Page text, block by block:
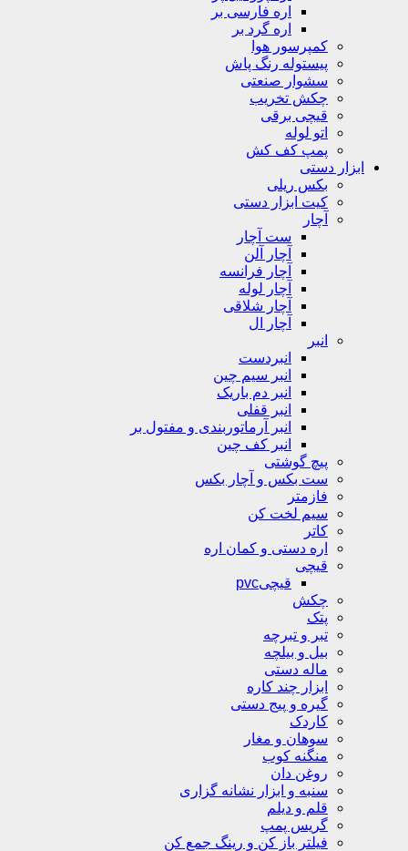
اره فارسی بر
اره گرد بر
کمپرسور هوا
پیستوله رنگ پاش
سشوار صنعتی
چکش تخریب
قیچی برقی
اتو لوله
پمپ کف کش
ابزار دستی
بکس ریلی
کیت ابزار دستی
آچار
ست آچار
آچار آلن
آچار فرانسه
آچار لوله
آچار شلاقی
آچار ال
انبر
انبردست
انبر سیم چین
انبر دم باریک
انبر قفلی
انبر آرماتوربندی و مفتول بر
انبر کف چین
پیچ گوشتی
ست بکس و آچار بکس
فازمتر
سیم لخت کن
کاتر
اره دستی و کمان اره
قیچی
قیچیpvc
چکش
پتک
تبر و تبرچه
بیل و بیلچه
ماله دستی
ابزار چند کاره
گیره و پیج دستی
کاردک
سوهان و مغار
منگنه کوب
روغن دان
سنبه و ابزار نشانه گزاری
قلم و دیلم
گریس پمپ
فیلتر باز کن و رینگ جمع کن